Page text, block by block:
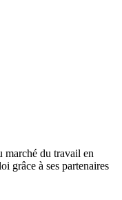
marché du travail en
grâce à ses partenaires